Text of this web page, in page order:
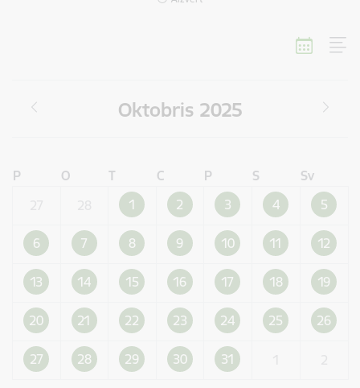
Oktobris 2025
P O T C P S
Sv
1 2 3 4 5
6 7 8 9 10 11 12
13 14 15 16 17 18 19
20 21 22 23 24 25 26
27 28 29 30 31